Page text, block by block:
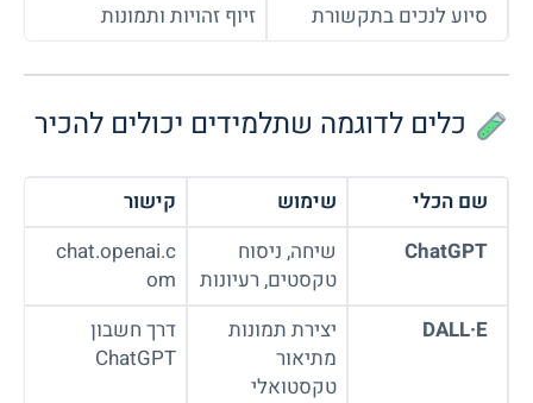
סיוע לנכים בתקשורת
זיוף זהויות ותמונות
כלים לדוגמה שתלמידים יכולים להכיר
שם הכלי שימוש
קישור
ChatGPT
שיחה, ניסוח
טקסטים, רעיונות
chat.openai.c
om
DALL·E
יצירת תמונות
מתיאור
טקסטואלי
דרך חשבון
ChatGPT